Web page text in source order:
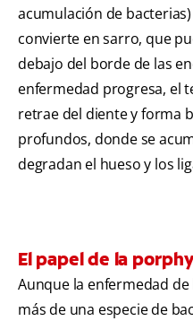
acumulación de
convierte en sarro, que
debajo del borde de las
enfermedad progresa, el
retrae del diente y forma
profundos, donde se
degradan el hueso y los
El papel de la
Aunque la enfermedad
más de una especie de